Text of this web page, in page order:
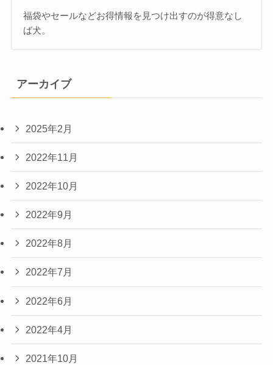
福袋やセールなどお得情報を見つけ出すのが得意なし
ば犬。
アーカイブ
2025年2月
2022年11月
2022年10月
2022年9月
2022年8月
2022年7月
2022年6月
2022年4月
2021年10月